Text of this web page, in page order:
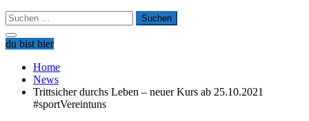
Suchen
nach:
du bist hier
Home
News
Trittsicher durchs Leben – neuer Kurs ab 25.10.2021
#sportVereintuns